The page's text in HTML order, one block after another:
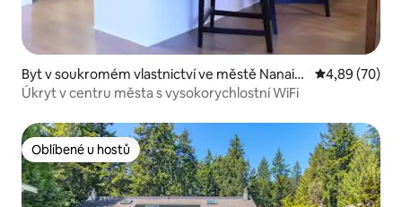
Byt v soukromém vlastnictví ve městě Nanaim
o
Průměrné
4,89 (70)
Úkryt v centru města s vysokorychlostní WiFi
Oblíbené u hostů
Oblíbené u hostů